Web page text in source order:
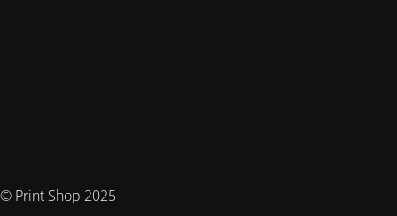
© Print Shop 2025